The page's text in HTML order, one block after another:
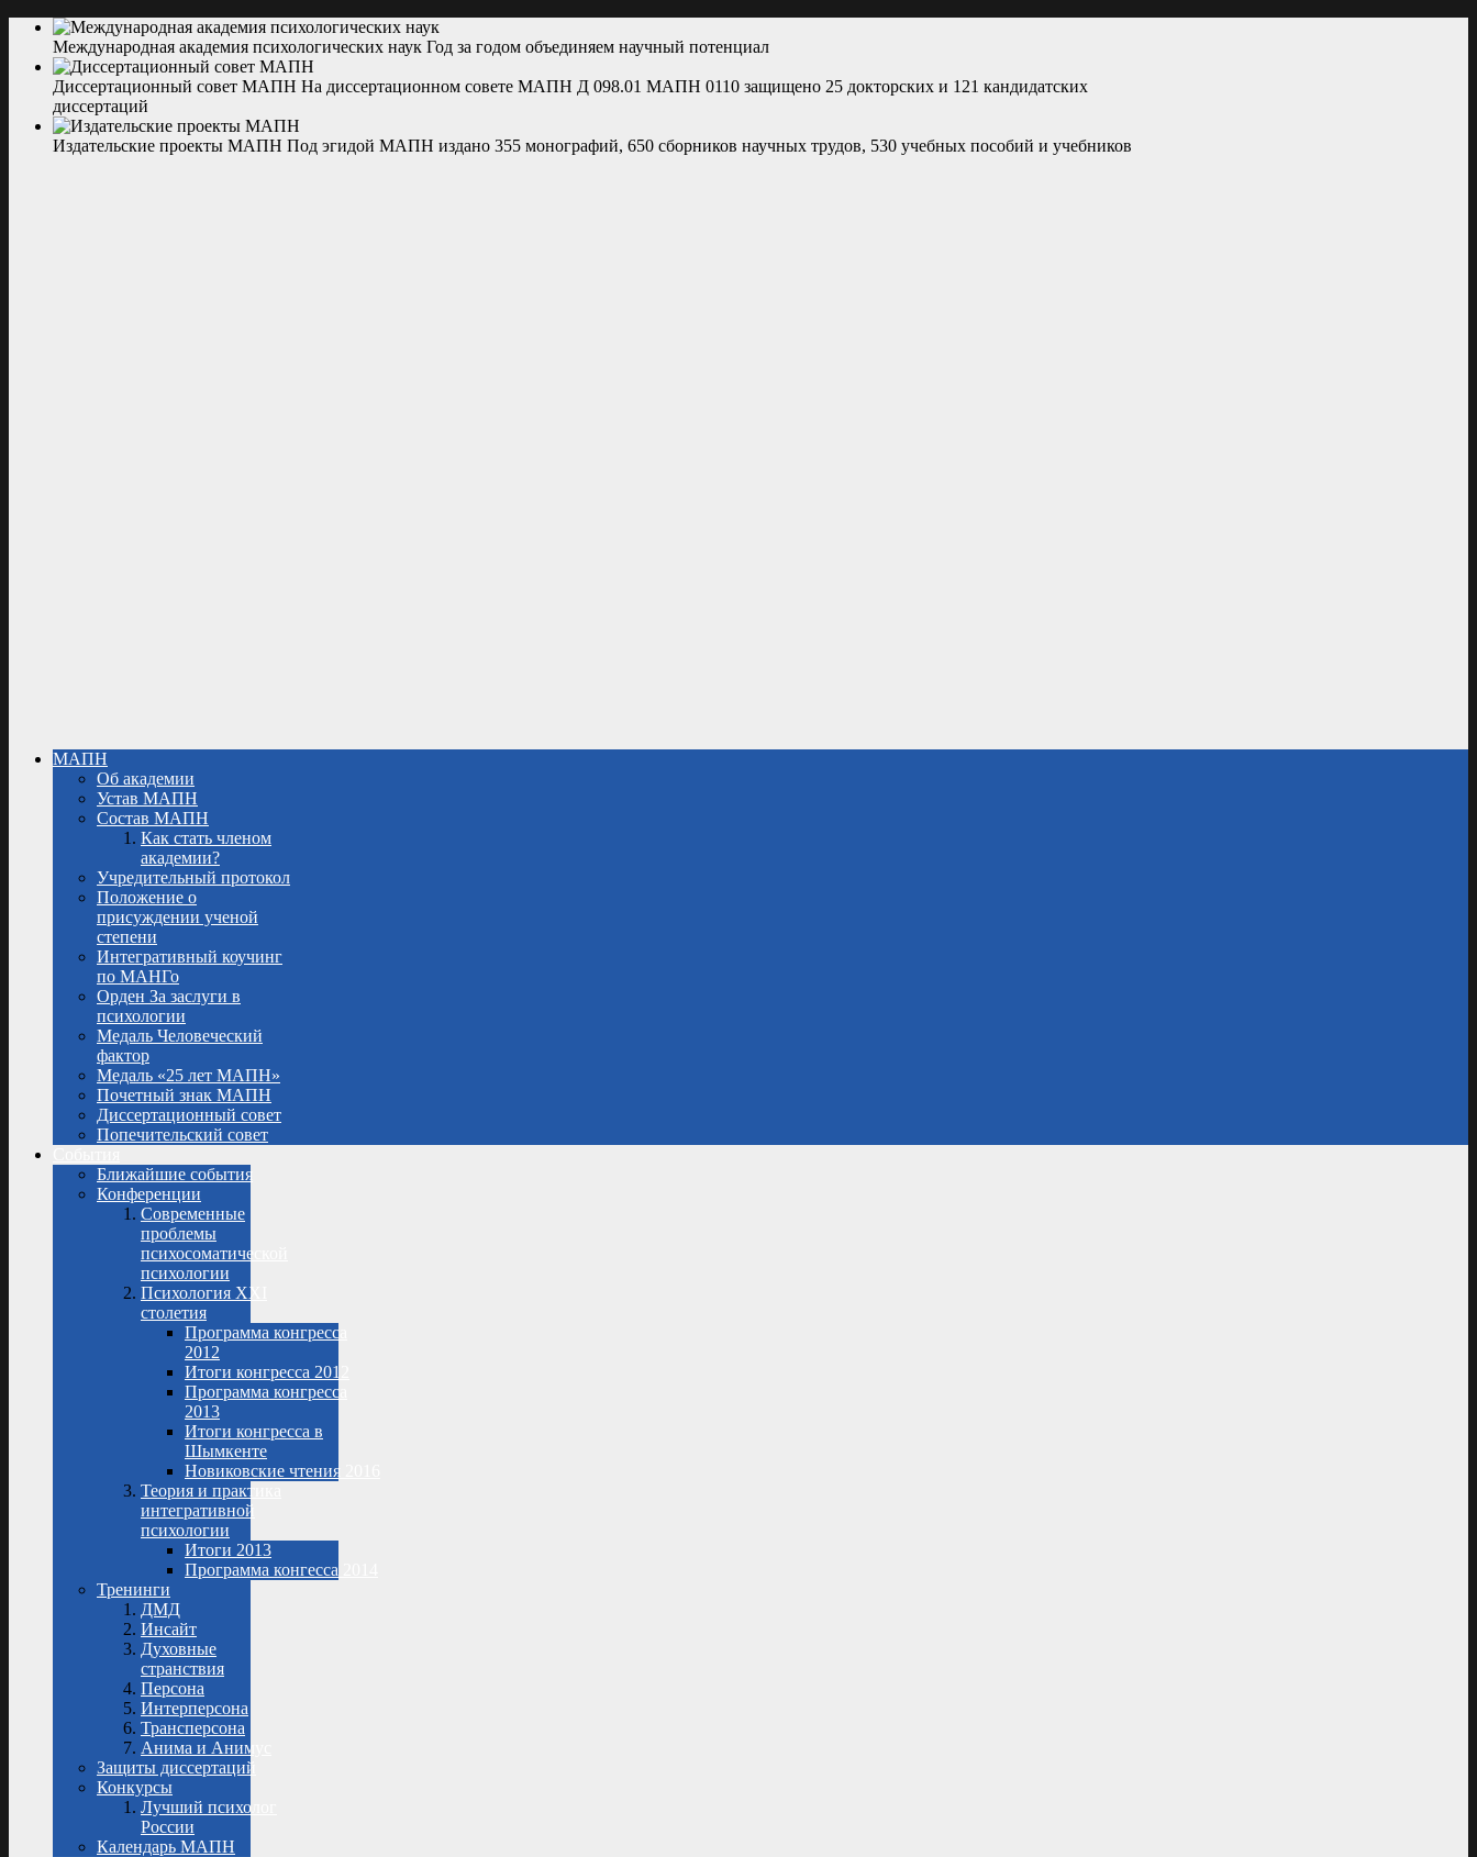
Международная академия психологических наук Год за годом объединяем научный потенциал
Диссертационный совет МАПН На диссертационном совете МАПН Д 098.01 МАПН 0110 защищено 25 докторских и 121 кандидатских
диссертаций
Издательские проекты МАПН Под эгидой МАПН издано 355 монографий, 650 сборников научных трудов, 530 учебных пособий и учебников
МАПН
Об академии
Устав МАПН
Состав МАПН
Как стать членом
академии?
Учредительный протокол
Положение о
присуждении ученой
степени
Интегративный коучинг
по МАНГо
Орден За заслуги в
психологии
Медаль Человеческий
фактор
Медаль «25 лет МАПН»
Почетный знак МАПН
Диссертационный совет
Попечительский совет
Ближайшие события
Конференции
Современные
проблемы
психосоматической
психологии
Психология XXI
столетия
Программа конгресса
2012
Итоги конгресса 2012
Программа конгресса
2013
Итоги конгресса в
Шымкенте
Новиковские чтения 2016
Теория и практика
интегративной
психологии
Итоги 2013
Программа конгесса 2014
Тренинги
ДМД
Инсайт
Духовные
странствия
Персона
Интерперсона
Трансперсона
Анима и Анимус
Защиты диссертаций
Конкурсы
Лучший психолог
России
Календарь МАПН